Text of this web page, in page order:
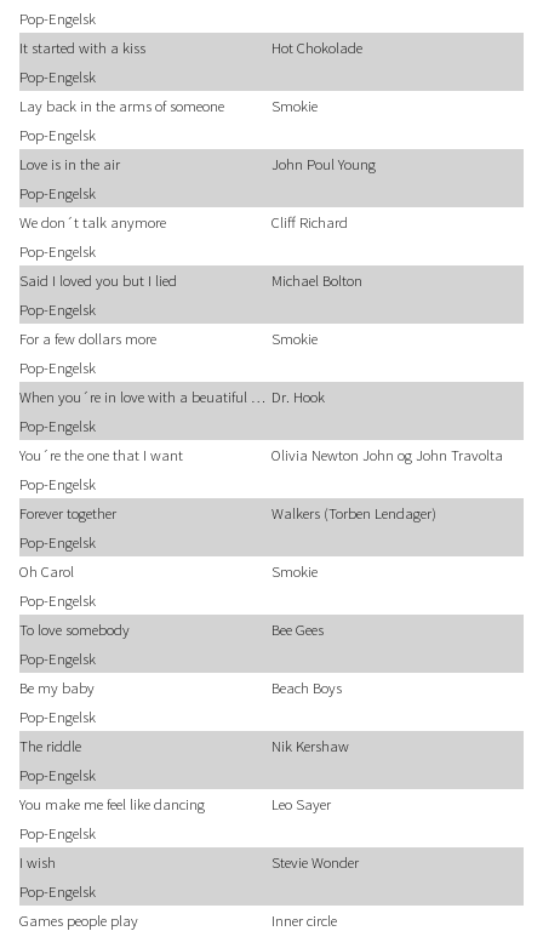
Pop-Engelsk
It started with a kiss
Hot Chokolade
Pop-Engelsk
Lay back in the arms of someone
Smokie
Pop-Engelsk
Love is in the air
John Poul Young
Pop-Engelsk
We don´t talk anymore
Cliff Richard
Pop-Engelsk
Said I loved you but I lied
Michael Bolton
Pop-Engelsk
For a few dollars more
Smokie
Pop-Engelsk
Dr. Hook
Pop-Engelsk
You´re the one that I want
Olivia Newton John og John Travolta
Pop-Engelsk
Forever together
Walkers (Torben Lendager)
Pop-Engelsk
Oh Carol
Smokie
Pop-Engelsk
To love somebody
Bee Gees
Pop-Engelsk
Be my baby
Beach Boys
Pop-Engelsk
The riddle
Nik Kershaw
Pop-Engelsk
You make me feel like dancing
Leo Sayer
Pop-Engelsk
I wish
Stevie Wonder
Pop-Engelsk
Games people play
Inner circle